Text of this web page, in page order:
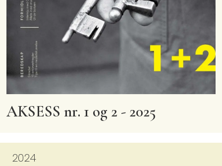
AKSESS nr. 1 og 2 - 2025
2024